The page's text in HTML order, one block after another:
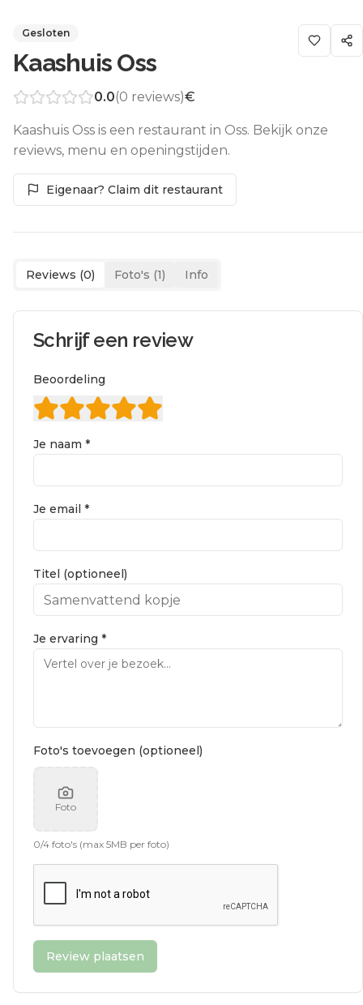
Gesloten
Kaashuis Oss
0.0(0 reviews)€
Kaashuis Oss is een restaurant in Oss. Bekijk onze
reviews, menu en openingstijden.
Eigenaar? Claim dit restaurant
Reviews (0) Foto's (1) Info
Schrijf een review
Beoordeling
Je naam *
Je email *
Titel (optioneel)
Je ervaring *
Foto's toevoegen (optioneel)
Foto
0/4 foto's (max 5MB per foto)
Review plaatsen